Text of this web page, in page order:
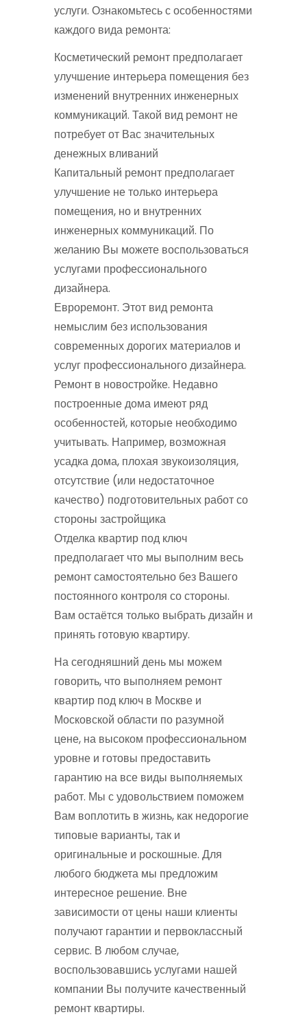
услуги. Ознакомьтесь с особенностями
каждого вида ремонта:
Косметический ремонт предполагает
улучшение интерьера помещения без
изменений внутренних инженерных
коммуникаций. Такой вид ремонт не
потребует от Вас значительных
денежных вливаний
Капитальный ремонт предполагает
улучшение не только интерьера
помещения, но и внутренних
инженерных коммуникаций. По
желанию Вы можете воспользоваться
услугами профессионального
дизайнера.
Евроремонт. Этот вид ремонта
немыслим без использования
современных дорогих материалов и
услуг профессионального дизайнера.
Ремонт в новостройке. Недавно
построенные дома имеют ряд
особенностей, которые необходимо
учитывать. Например, возможная
усадка дома, плохая звукоизоляция,
отсутствие (или недостаточное
качество) подготовительных работ со
стороны застройщика
Отделка квартир под ключ
предполагает что мы выполним весь
ремонт самостоятельно без Вашего
постоянного контроля со стороны.
Вам остаётся только выбрать дизайн и
принять готовую квартиру.
На сегодняшний день мы можем
говорить, что выполняем ремонт
квартир под ключ в Москве и
Московской области по разумной
цене, на высоком профессиональном
уровне и готовы предоставить
гарантию на все виды выполняемых
работ. Мы с удовольствием поможем
Вам воплотить в жизнь, как недорогие
типовые варианты, так и
оригинальные и роскошные. Для
любого бюджета мы предложим
интересное решение. Вне
зависимости от цены наши клиенты
получают гарантии и первоклассный
сервис. В любом случае,
воспользовавшись услугами нашей
компании Вы получите качественный
ремонт квартиры.